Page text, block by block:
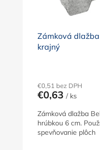
Zámková
krajný
€0,51 bez DPH
€0,63 / ks
Zámková dlažba
hrúbkou 6 cm.
spevňovanie plôch